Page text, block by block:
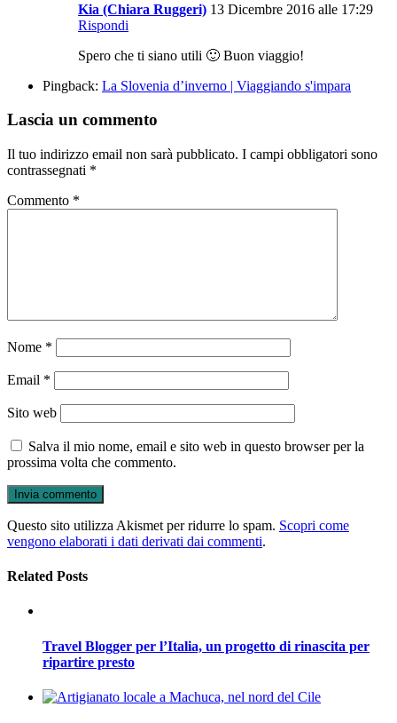
Kia (Chiara Ruggeri) 13 Dicembre 2016 alle 17:29
Rispondi
Spero che ti siano utili 🙂 Buon viaggio!
Pingback: La Slovenia d’inverno | Viaggiando s'impara
Lascia un commento
Il tuo indirizzo email non sarà pubblicato. I campi obbligatori sono
contrassegnati *
Commento *
Nome *
Email *
Sito web
Salva il mio nome, email e sito web in questo browser per la
prossima volta che commento.
Questo sito utilizza Akismet per ridurre lo spam. Scopri come
vengono elaborati i dati derivati dai commenti.
Related Posts
Travel Blogger per l’Italia, un progetto di rinascita per
ripartire presto